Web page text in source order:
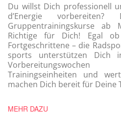
Du willst Dich professionell
d’Energie
Gruppentrainingskurse
Richtige für Dich! Egal
Fortgeschrittene – die
sports unterstützen Dich
Trainingseinheiten und
machen Dich bereit für Deine
MEHR DAZU